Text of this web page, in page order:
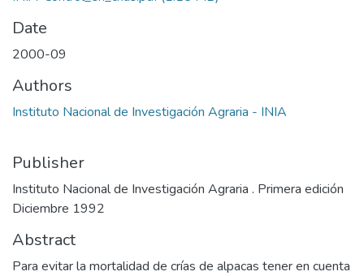
Date
2000-09
Authors
Instituto Nacional de Investigación Agraria - INIA
Publisher
Instituto Nacional de Investigación Agraria . Primera edición
Diciembre 1992
Abstract
Para evitar la mortalidad de crías de alpacas tener en cuenta